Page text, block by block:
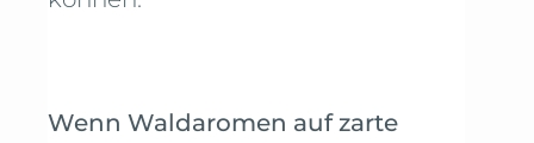
Wenn Waldaromen auf zarte